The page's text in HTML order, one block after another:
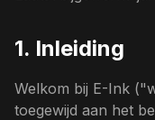
1. Inleiding
Welkom bij E-Ink
toegewijd aan het